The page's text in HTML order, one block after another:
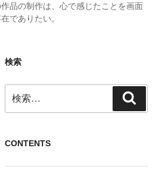
品の制作は、心で感じたことを画面
でありたい。
検索
索:
索
CONTENTS